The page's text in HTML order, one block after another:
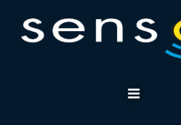
to
content